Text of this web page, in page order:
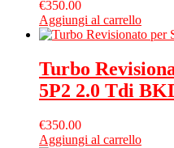
€350.00
Aggiungi al carrello
Turbo
5P2 2.0 Tdi
€350.00
Aggiungi al carrello